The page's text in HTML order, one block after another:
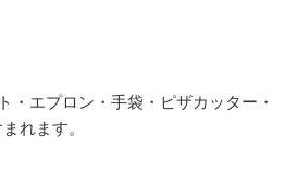
・エプロン・手袋・ピザカッター・
れます。